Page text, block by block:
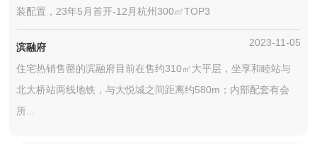
装配置，23年5月首开-12月杭州300㎡TOP3
滨融府 2023-11-05
住宅热销售罄的滨融府目前在售约310㎡大平层，坐享和睦站与
北大桥站两线地铁，与大悦城之间距离约580m；内部配套有会
所...